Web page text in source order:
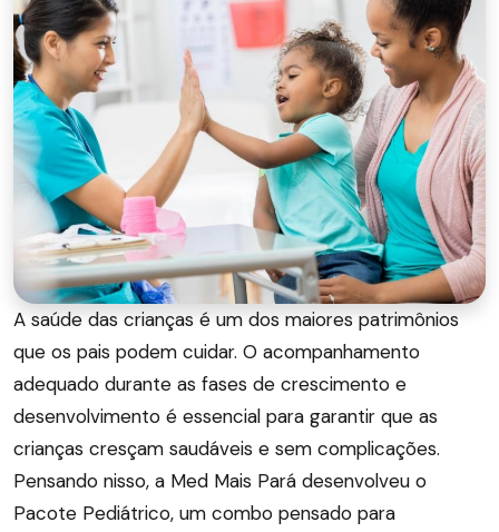
A saúde das crianças é um dos maiores patrimônios
que os pais podem cuidar. O acompanhamento
adequado durante as fases de crescimento e
desenvolvimento é essencial para garantir que as
crianças cresçam saudáveis e sem complicações.
Pensando nisso, a Med Mais Pará desenvolveu o
Pacote Pediátrico, um combo pensado para